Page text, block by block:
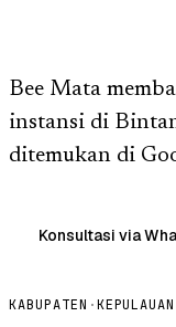
Bee Mata
instansi di
ditemukan di
Konsultasi via
KABUPATEN ·